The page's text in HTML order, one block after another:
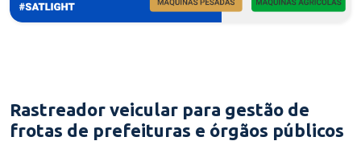
Rastreador veicular para gestão de
frotas de prefeituras e órgãos públicos